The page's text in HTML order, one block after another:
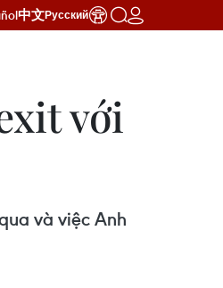
中文Русский
với
và việc Anh